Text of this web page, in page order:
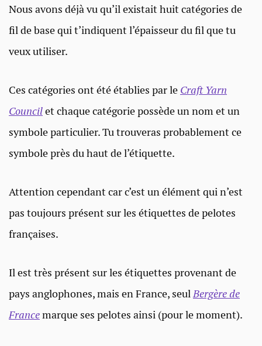
Nous avons déjà vu qu’il existait huit catégories de
fil de base qui t’indiquent l’épaisseur du fil que tu
veux utiliser.
Ces catégories ont été établies par le Craft Yarn
Councilet chaque catégorie possède un nom et un
symbole particulier. Tu trouveras probablement ce
symbole près du haut de l’étiquette.
Attention cependant car c’est un élément qui n’est
pas toujours présent sur les étiquettes de pelotes
françaises.
Il est très présent sur les étiquettes provenant de
pays anglophones, mais en France, seulBergère de
Francemarque ses pelotes ainsi (pour le moment).